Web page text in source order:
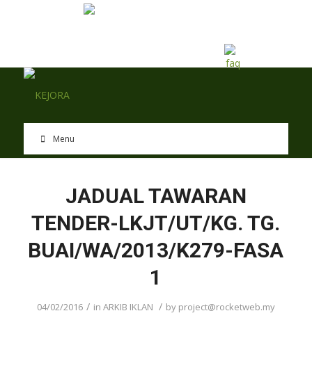
Menu
JADUAL TAWARAN
TENDER-LKJT/UT/KG. TG.
BUAI/WA/2013/K279-FASA
1
04/02/2016 / in ARKIB IKLAN / by project@rocketweb.my